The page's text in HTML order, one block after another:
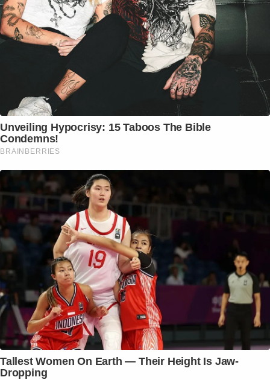
Unveiling Hypocrisy: 15 Taboos The Bible
Condemns!
BRAINBERRIES
Tallest Women On Earth — Their Height Is Jaw-
Dropping